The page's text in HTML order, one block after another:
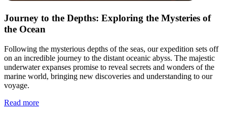
Journey to the Depths: Exploring the Mysteries of
the Ocean
Following the mysterious depths of the seas, our expedition sets off
on an incredible journey to the distant oceanic abyss. The majestic
underwater expanses promise to reveal secrets and wonders of the
marine world, bringing new discoveries and understanding to our
voyage.
Read more